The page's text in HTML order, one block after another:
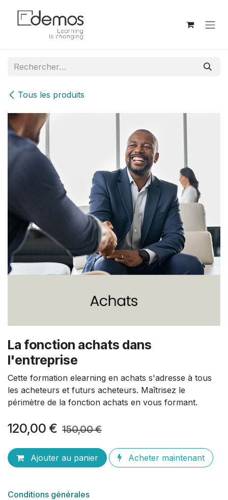
Tous les produits
La fonction achats dans
l'entreprise
Cette formation elearning en achats s'adresse à tous
les acheteurs et futurs acheteurs. Maîtrisez le
périmètre de la fonction achats en vous formant.
120,00 € 150,00€
Ajouter au panier Acheter maintenant
Conditions générales